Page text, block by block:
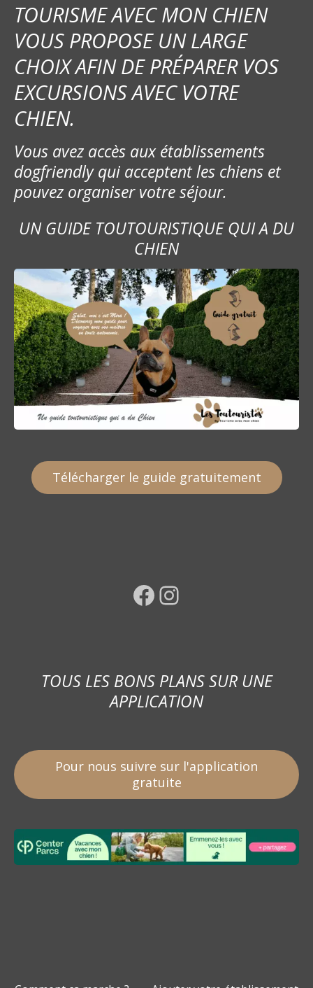
TOURISME AVEC MON CHIEN
VOUS PROPOSE UN LARGE
CHOIX AFIN DE PRÉPARER VOS
EXCURSIONS AVEC VOTRE
CHIEN.
Vous avez accès aux établissements
dogfriendly qui acceptent les chiens et
pouvez organiser votre séjour.
UN GUIDE TOUTOURISTIQUE QUI A DU
CHIEN
Télécharger le guide gratuitement
Facebook Instagram
TOUS LES BONS PLANS SUR UNE
APPLICATION
Pour nous suivre sur l'application
gratuite